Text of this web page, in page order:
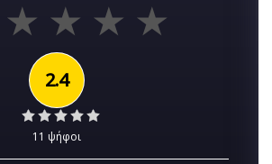
2.4
11 ψήφοι